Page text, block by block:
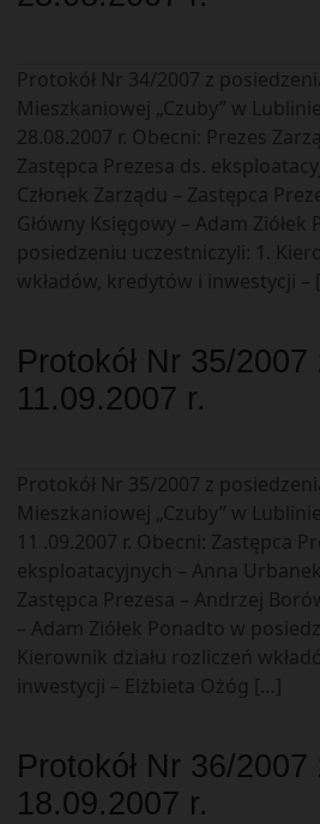
Protokół Nr 34/2007 z
Mieszkaniowej „Czuby” w
28.08.2007 r. Obecni: Prezes
Zastępca Prezesa ds.
Członek Zarządu – Zastępca
Główny Księgowy – Adam Ziółek
posiedzeniu uczestniczyli: 1.
wkładów, kredytów i inwestycji –
Protokół Nr 35/
11.09.2007 r.
Protokół Nr 35/2007 z
Mieszkaniowej „Czuby” w
11 .09.2007 r. Obecni: Zastępca
eksploatacyjnych – Anna
Zastępca Prezesa – Andrzej
– Adam Ziółek Ponadto w
Kierownik działu rozliczeń
inwestycji – Elżbieta Ożóg […]
Protokół Nr 36/2007
18.09.2007 r.